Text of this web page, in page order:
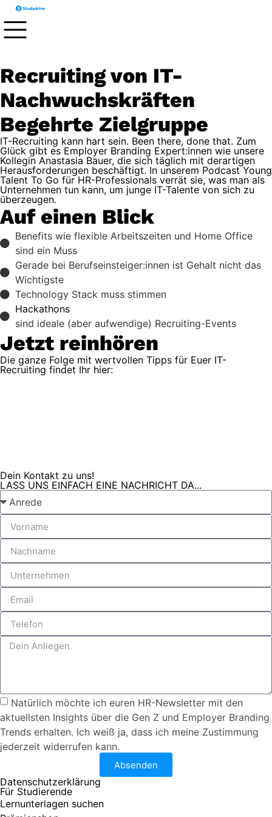
Recruiting von IT-
Nachwuchskräften
Begehrte Zielgruppe
IT-Recruiting kann hart sein. Been there, done that. Zum
Glück gibt es Employer Branding Expert:innen wie unsere
Kollegin Anastasia Bauer, die sich täglich mit derartigen
Herausforderungen beschäftigt. In unserem Podcast Young
Talent To Go für HR-Professionals verrät sie, was man als
Unternehmen tun kann, um junge IT-Talente von sich zu
überzeugen.
Auf einen Blick
Benefits wie flexible Arbeitszeiten und Home Office
sind ein Muss
Gerade bei Berufseinsteiger:innen ist Gehalt nicht das
Wichtigste
Technology Stack muss stimmen
Hackathons
sind ideale (aber aufwendige) Recruiting-Events
Jetzt reinhören
Die ganze Folge mit wertvollen Tipps für Euer IT-
Recruiting findet Ihr hier:
Dein Kontakt zu uns!
LASS UNS EINFACH EINE NACHRICHT DA...
Natürlich möchte ich euren HR-Newsletter mit den
aktuellsten Insights über die Gen Z und Employer Branding
Trends erhalten. Ich weiß ja, dass ich meine Zustimmung
jederzeit widerrufen kann.
Absenden
Datenschutzerklärung
Für Studierende
Lernunterlagen suchen